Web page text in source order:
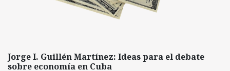
Jorge I. Guillén Martínez: Ideas para el debate
sobre economía en Cuba